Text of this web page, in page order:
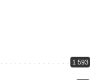
1 593